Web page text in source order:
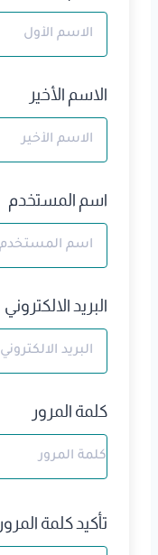
الاسم الأخير
اسم المستخدم
البريد الالكتروني
كلمة المرور
تأكيد كلمة المرور